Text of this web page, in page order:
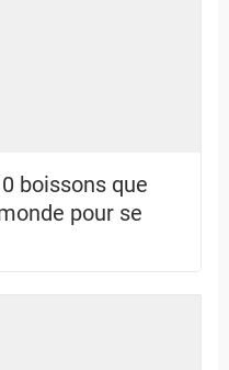
boissons que
pour se